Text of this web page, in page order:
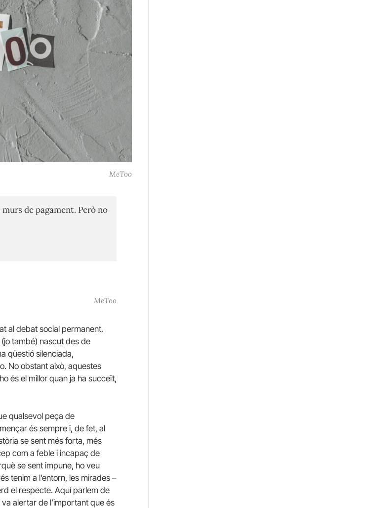
MeToo
de pagament. Però no
MeToo
al debat social permanent.
també) nascut des de
qüestió silenciada,
No obstant això, aquestes
és el millor quan ja ha succeït,
qualsevol peça de
és sempre i, de fet, al
se sent més forta, més
com a feble i incapaç de
se sent impune, ho veu
tenim a l’entorn, les mirades –
el respecte. Aquí parlem de
alertar de l’important que és